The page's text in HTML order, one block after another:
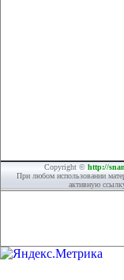
Copyright © http://
При любом использовании
активную